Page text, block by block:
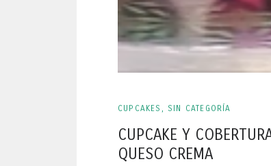
CUPCAKES ,SIN CATEGORÍA
CUPCAKE Y
QUESO CREMA